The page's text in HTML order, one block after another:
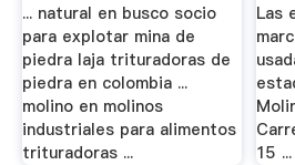
... natural en busco socio
para explotar mina de
piedra laja trituradoras de
piedra en colombia ...
molino en molinos
industriales para alimentos
trituradoras ...
Las
15 ...